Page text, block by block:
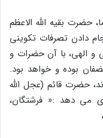
بقیه الله الاعظم
دادن تصرفات تکوینی
و الهی، با آن حضرات و
بوده و خواهد بود.
حضرت قائم (عجل الله
می دهد :« فرشتگان،